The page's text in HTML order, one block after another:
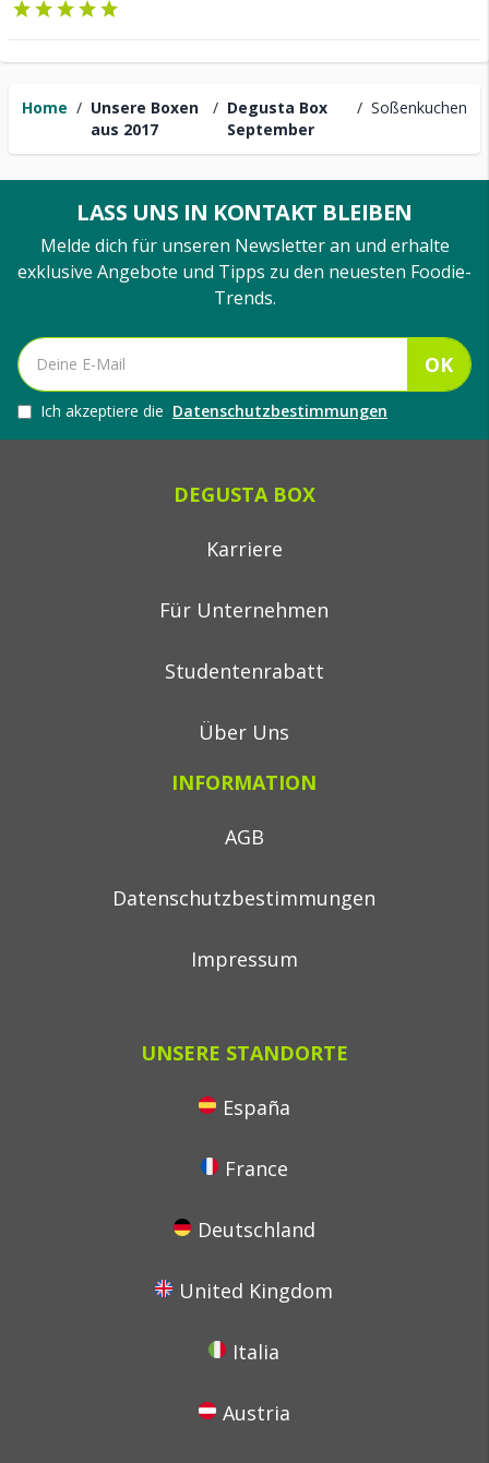
Home / Unsere Boxen
aus 2017
/ Degusta Box
September
/ Soßenkuchen
LASS UNS IN KONTAKT BLEIBEN
Melde dich für unseren Newsletter an und erhalte
exklusive Angebote und Tipps zu den neuesten Foodie-
Trends.
OK
Ich akzeptiere die Datenschutzbestimmungen
DEGUSTA BOX
Karriere
Für Unternehmen
Studentenrabatt
Über Uns
INFORMATION
AGB
Datenschutzbestimmungen
Impressum
UNSERE STANDORTE
España
France
Deutschland
United Kingdom
Italia
Austria